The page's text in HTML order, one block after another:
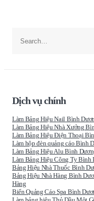
Dịch vụ chính
Làm Bảng Hiệu Nail Bình
Làm Bảng Hiệu Nhà Xưởng
Làm Bảng Hiệu Điện Thoại
Làm hộp đèn quảng cáo Bình
Làm Bảng Hiệu Alu Bình
Làm Bảng Hiệu Công Ty Bình
Bảng Hiệu Nhà Thuốc Bình
Bảng Hiệu Nhà Hàng Bình
Hàng
Biển Quảng Cáo Spa Bình